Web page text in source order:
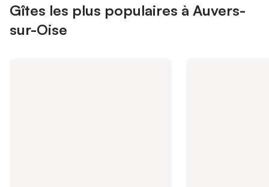
Gîtes les plus populaires à Auvers-
sur-Oise